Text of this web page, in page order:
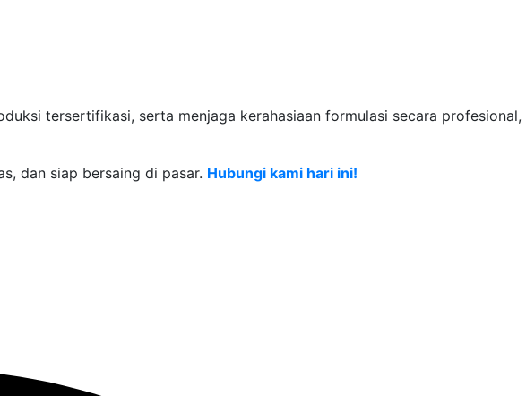
tersertifikasi, serta menjaga kerahasiaan formulasi secara profesional,
dan siap bersaing di pasar. Hubungi kami hari ini!